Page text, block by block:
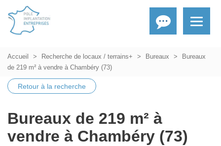
Accueil Recherche de locaux / terrains+ Bureaux
Bureaux
de 219 m² à vendre à Chambéry (73)
Retour à la recherche
Bureaux de 219 m² à
vendre à Chambéry (73)